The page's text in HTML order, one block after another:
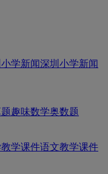
学新闻深圳小学新闻
趣味数学奥数题
学课件语文教学课件